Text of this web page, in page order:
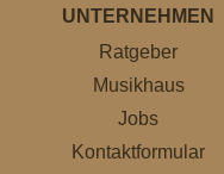
UNTERNEHMEN
Ratgeber
Musikhaus
Jobs
Kontaktformular